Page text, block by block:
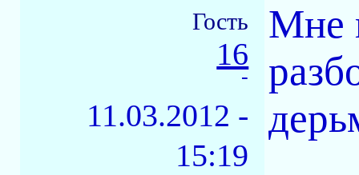
Гость
16
-
11.03.2012 -
15:19
Мне